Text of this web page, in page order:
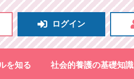
ログイン
を知る 社会的養護の基礎知識